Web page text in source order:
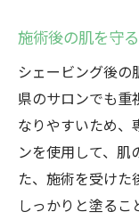
施術後の肌を守
シェービング後
県のサロンでも重
なりやすいため、
ンを使用して、肌
た、施術を受けた
しっかりと塗る